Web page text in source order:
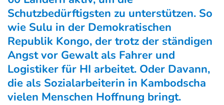
Schutzbedürftigsten zu unterstützen. So
wie Sulu in der Demokratischen
Republik Kongo, der trotz der ständigen
Angst vor Gewalt als Fahrer und
Logistiker für HI arbeitet. Oder Davann,
die als Sozialarbeiterin in Kambodscha
vielen Menschen Hoffnung bringt.